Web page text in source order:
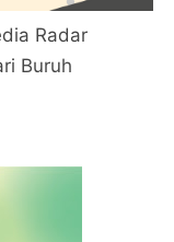
Radar
Buruh